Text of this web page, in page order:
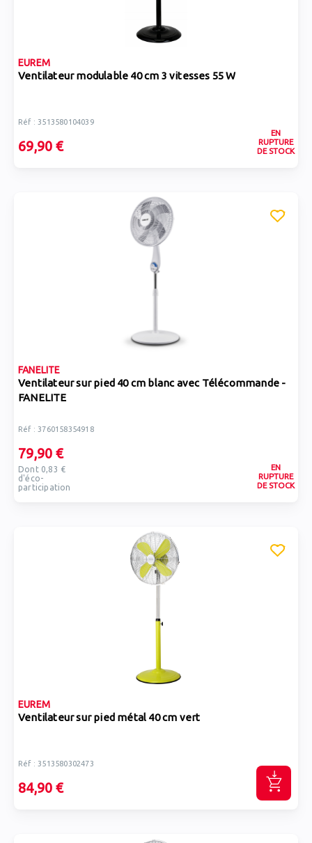
EUREM
Ventilateur modulable 40 cm 3 vitesses 55 W
Réf : 3513580104039
69,90 €
EN
RUPTURE
DE STOCK
FANELITE
Ventilateur sur pied 40 cm blanc avec Télécommande -
FANELITE
Réf : 3760158354918
79,90 €
Dont 0,83 €
d'éco-
participation
EN
RUPTURE
DE STOCK
EUREM
Ventilateur sur pied métal 40 cm vert
Réf : 3513580302473
84,90 €